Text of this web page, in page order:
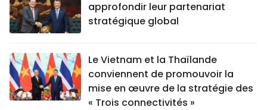
approfondir leur partenariat
stratégique global
Le Vietnam et la Thaïlande
conviennent de promouvoir la
mise en œuvre de la stratégie des
« Trois connectivités »